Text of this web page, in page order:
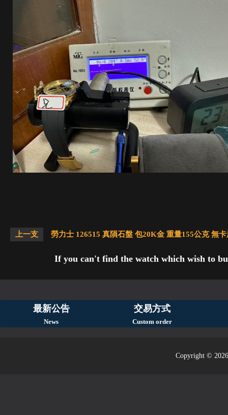
上一支 勞力士 126515 真隕石盤 包20K金 重量155公克 無
If you can't find the watch which wish to
最新公告
News
交易方式
Custom order
Copyright ©